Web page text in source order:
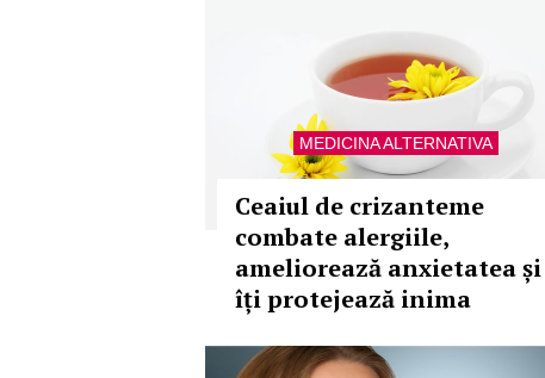
MEDICINA ALTERNATIVA
Ceaiul de crizanteme
combate alergiile,
ameliorează anxietatea și
îți protejează inima